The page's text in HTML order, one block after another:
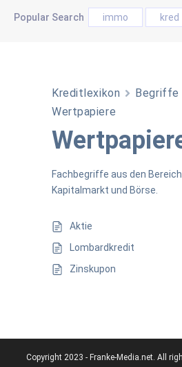
Popular Search immo kred
Kreditlexikon
Begriffe
Wertpapiere
Fachbegriffe aus den
Kapitalmarkt und Börse.
Aktie
Lombardkredit
Zinskupon
Copyright 2023 - Franke-Media.net. All